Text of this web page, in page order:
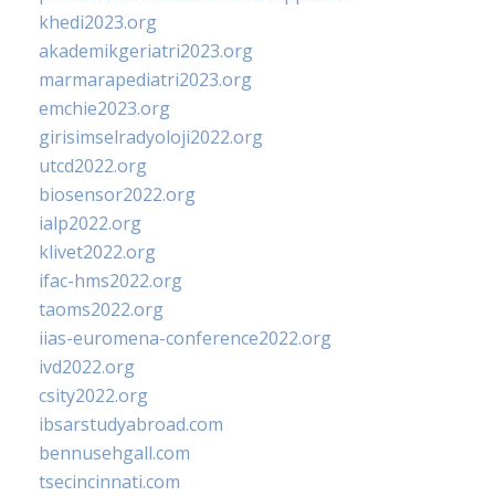
khedi2023.org
akademikgeriatri2023.org
marmarapediatri2023.org
emchie2023.org
girisimselradyoloji2022.org
utcd2022.org
biosensor2022.org
ialp2022.org
klivet2022.org
ifac-hms2022.org
taoms2022.org
iias-euromena-conference2022.org
ivd2022.org
csity2022.org
ibsarstudyabroad.com
bennusehgall.com
tsecincinnati.com